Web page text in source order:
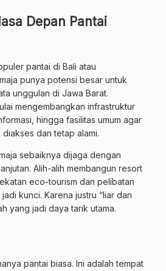
Depan Pantai
pantai di Bali atau
punya potensi besar untuk
unggulan di Jawa Barat.
mengembangkan infrastruktur
hingga fasilitas umum agar
dan tetap alami.
sebaiknya dijaga dengan
Alih-alih membangun resort
eco-tourism dan pelibatan
kunci. Karena justru “liar dan
yang jadi daya tarik utama.
pantai biasa. Ini adalah tempat